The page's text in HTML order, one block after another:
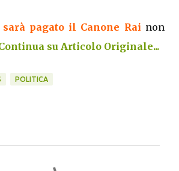
sarà pagato il Canone Rai non
su Articolo Originale...
POLITICA